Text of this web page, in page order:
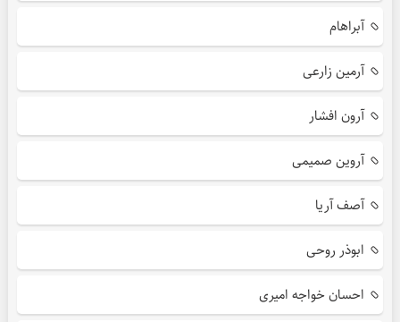
آبراهام
آرمین زارعی
آرون افشار
آروین صمیمی
آصف آریا
ابوذر روحی
احسان خواجه امیری